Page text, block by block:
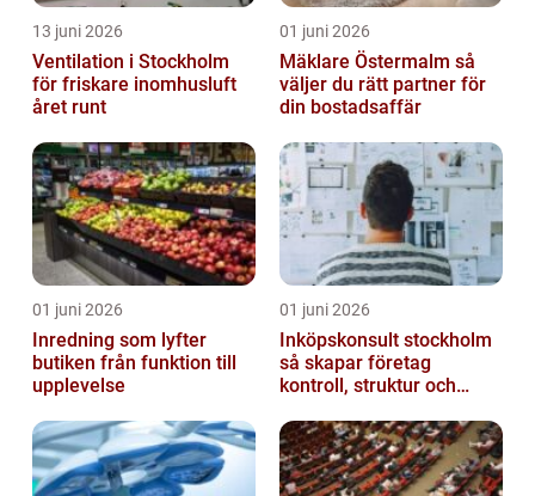
13 juni 2026
Ventilation i Stockholm
för friskare inomhusluft
året runt
01 juni 2026
Mäklare Östermalm så
väljer du rätt partner för
din bostadsaffär
01 juni 2026
Inredning som lyfter
butiken från funktion till
upplevelse
01 juni 2026
Inköpskonsult stockholm
så skapar företag
kontroll, struktur och